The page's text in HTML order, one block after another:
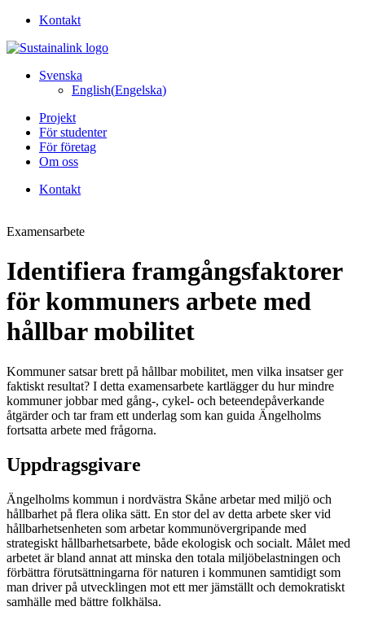
Kontakt
Svenska
English(Engelska)
Projekt
För studenter
För företag
Om oss
Kontakt
Examensarbete
Identifiera framgångsfaktorer
för kommuners arbete med
hållbar mobilitet
Kommuner satsar brett på hållbar mobilitet, men vilka insatser ger
faktiskt resultat? I detta examensarbete kartlägger du hur mindre
kommuner jobbar med gång-, cykel- och beteendepåverkande
åtgärder och tar fram ett underlag som kan guida Ängelholms
fortsatta arbete med frågorna.
Uppdragsgivare
Ängelholms kommun i nordvästra Skåne arbetar med miljö och
hållbarhet på flera olika sätt. En stor del av detta arbete sker vid
hållbarhetsenheten som arbetar kommunövergripande med
strategiskt hållbarhetsarbete, både ekologisk och socialt. Målet med
arbetet är bland annat att minska den totala miljöbelastningen och
förbättra förutsättningarna för naturen i kommunen samtidigt som
man driver på utvecklingen mot ett mer jämställt och demokratiskt
samhälle med bättre folkhälsa.